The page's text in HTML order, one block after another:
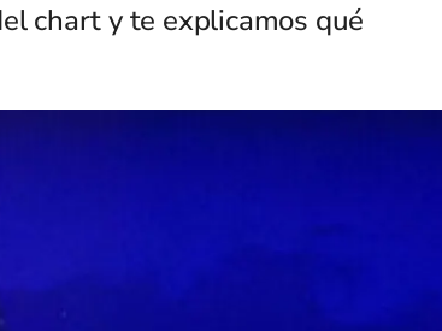
chart y te explicamos qué